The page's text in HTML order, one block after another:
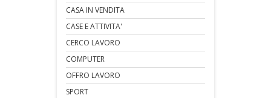
CASA IN VENDITA
CASE E ATTIVITA'
CERCO LAVORO
COMPUTER
OFFRO LAVORO
SPORT